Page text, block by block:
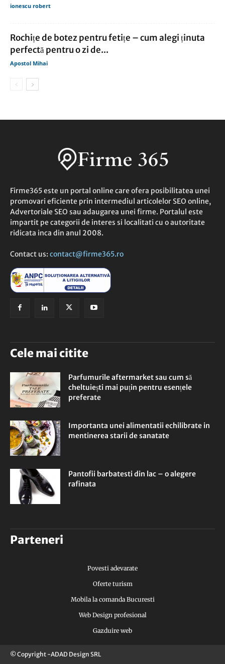
ionescu robert
Rochițe de botez pentru fetițe – cum alegi ținuta
perfectă pentru o zi de...
Apostol Mihai
Firme365 este un portal online care ofera posibilitatea unei
promovari eficiente prin intermediul articolelor SEO online,
Advertoriale SEO sau adaugarea unei firme. Portalul este
impartit pe categorii de interes si localitati cu o autoritate
ridicata inca din anul 2008.
Contact us: contact@firme365.ro
Cele mai citite
Parfumurile aftermarket sau cum să
cheltuiești mai puțin pentru esențele
preferate
Importanta unei alimentatii echilibrate in
mentinerea starii de sanatate
Pantofii barbatesti din lac – o alegere
rafinata
Parteneri
Povesti adevarate
Oferte turism
Mobila la comanda Bucuresti
Web Design profesional
Gazduire web
© Copyright -ADAD Design SRL